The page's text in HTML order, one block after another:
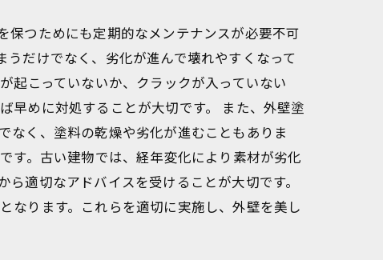
保つためにも定期的なメンテナンスが必要不可
だけでなく、劣化が進んで壊れやすくなって
起こっていないか、クラックが入っていない
早めに対処することが大切です。 また、外壁塗
なく、塗料の乾燥や劣化が進むこともありま
す。古い建物では、経年変化により素材が劣化
適切なアドバイスを受けることが大切です。
なります。これらを適切に実施し、外壁を美し